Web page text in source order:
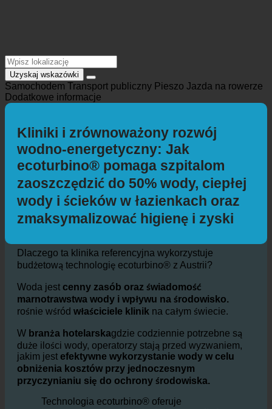
Uzyskaj wskazówki
Dodatkowe informacje
Kliniki i zrównoważony rozwój
wodno-energetyczny: Jak
ecoturbino® pomaga szpitalom
zaoszczędzić do 50% wody, ciepłej
wody i ścieków w łazienkach oraz
zmaksymalizować higienę i zyski
Dlaczego ta klinika referencyjna wykorzystuje
budżetową technologię ecoturbino® z Austrii?
Woda jestcenny zasób oraz świadomość
marnotrawstwa wody i wpływu na środowisko.
rośnie wśród właściciele klinikna całym świecie.
Wbranża hotelarskagdzie codziennie potrzebne są
duże ilości wody, operatorzy stają przed wyzwaniem,
jakim jestefektywne wykorzystanie wody w celu
obniżenia kosztów przy jednoczesnym